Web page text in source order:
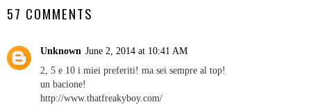
57 COMMENTS
Unknown June 2, 2014 at 10:41 AM
2, 5 e 10 i miei preferiti! ma sei sempre al top!
un bacione!
http://www.thatfreakyboy.com/